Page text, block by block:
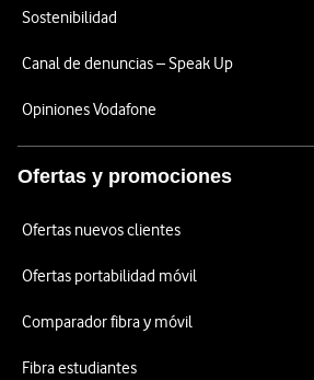
Sostenibilidad
Canal de denuncias – Speak Up
Opiniones Vodafone
Ofertas y promociones
Ofertas nuevos clientes
Ofertas portabilidad móvil
Comparador fibra y móvil
Fibra estudiantes